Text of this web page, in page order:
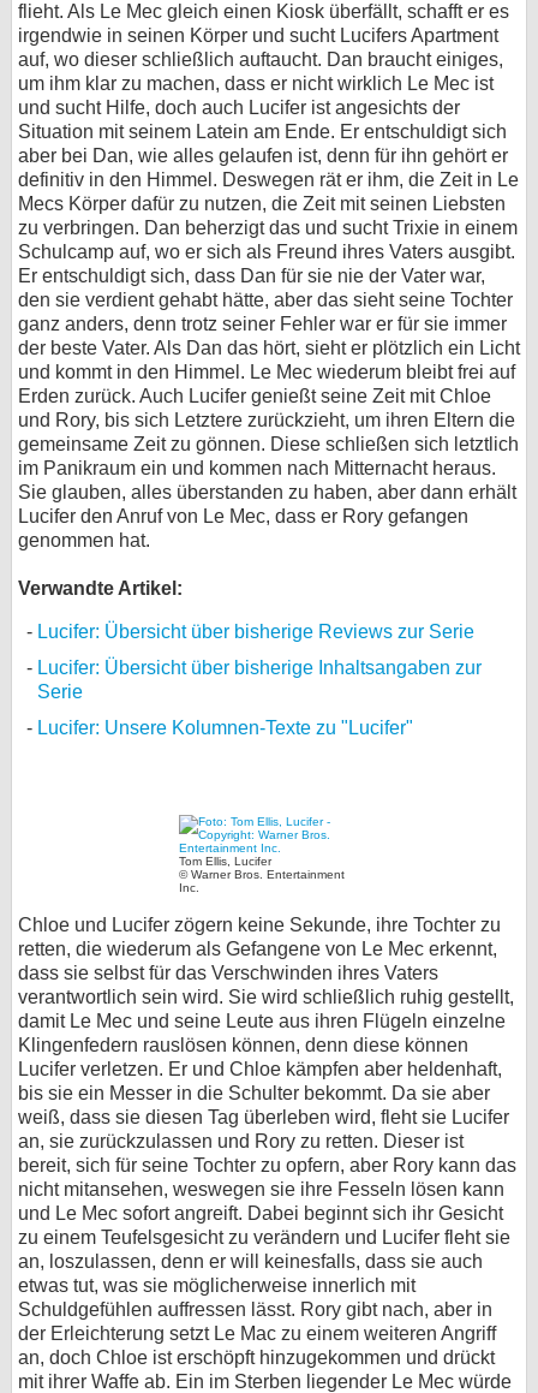
flieht. Als Le Mec gleich einen Kiosk überfällt, schafft er es
irgendwie in seinen Körper und sucht Lucifers Apartment
auf, wo dieser schließlich auftaucht. Dan braucht einiges,
um ihm klar zu machen, dass er nicht wirklich Le Mec ist
und sucht Hilfe, doch auch Lucifer ist angesichts der
Situation mit seinem Latein am Ende. Er entschuldigt sich
aber bei Dan, wie alles gelaufen ist, denn für ihn gehört er
definitiv in den Himmel. Deswegen rät er ihm, die Zeit in Le
Mecs Körper dafür zu nutzen, die Zeit mit seinen Liebsten
zu verbringen. Dan beherzigt das und sucht Trixie in einem
Schulcamp auf, wo er sich als Freund ihres Vaters ausgibt.
Er entschuldigt sich, dass Dan für sie nie der Vater war,
den sie verdient gehabt hätte, aber das sieht seine Tochter
ganz anders, denn trotz seiner Fehler war er für sie immer
der beste Vater. Als Dan das hört, sieht er plötzlich ein Licht
und kommt in den Himmel. Le Mec wiederum bleibt frei auf
Erden zurück. Auch Lucifer genießt seine Zeit mit Chloe
und Rory, bis sich Letztere zurückzieht, um ihren Eltern die
gemeinsame Zeit zu gönnen. Diese schließen sich letztlich
im Panikraum ein und kommen nach Mitternacht heraus.
Sie glauben, alles überstanden zu haben, aber dann erhält
Lucifer den Anruf von Le Mec, dass er Rory gefangen
genommen hat.
Verwandte Artikel:
Lucifer: Übersicht über bisherige Reviews zur Serie
Lucifer: Übersicht über bisherige Inhaltsangaben zur
Serie
Lucifer: Unsere Kolumnen-Texte zu "Lucifer"
Tom Ellis, Lucifer
© Warner Bros. Entertainment
Inc.
Chloe und Lucifer zögern keine Sekunde, ihre Tochter zu
retten, die wiederum als Gefangene von Le Mec erkennt,
dass sie selbst für das Verschwinden ihres Vaters
verantwortlich sein wird. Sie wird schließlich ruhig gestellt,
damit Le Mec und seine Leute aus ihren Flügeln einzelne
Klingenfedern rauslösen können, denn diese können
Lucifer verletzen. Er und Chloe kämpfen aber heldenhaft,
bis sie ein Messer in die Schulter bekommt. Da sie aber
weiß, dass sie diesen Tag überleben wird, fleht sie Lucifer
an, sie zurückzulassen und Rory zu retten. Dieser ist
bereit, sich für seine Tochter zu opfern, aber Rory kann das
nicht mitansehen, weswegen sie ihre Fesseln lösen kann
und Le Mec sofort angreift. Dabei beginnt sich ihr Gesicht
zu einem Teufelsgesicht zu verändern und Lucifer fleht sie
an, loszulassen, denn er will keinesfalls, dass sie auch
etwas tut, was sie möglicherweise innerlich mit
Schuldgefühlen auffressen lässt. Rory gibt nach, aber in
der Erleichterung setzt Le Mac zu einem weiteren Angriff
an, doch Chloe ist erschöpft hinzugekommen und drückt
mit ihrer Waffe ab. Ein im Sterben liegender Le Mec würde